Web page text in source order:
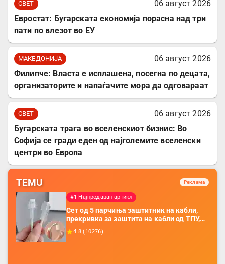
СВЕТ
06 август 2026
Евростат: Бугарската економија порасна над три
пати по влезот во ЕУ
МАКЕДОНИЈА
06 август 2026
Филипче: Власта е исплашена, посегна по децата,
организаторите и напаѓачите мора да одговараат
СВЕТ
06 август 2026
Бугарската трага во вселенскиот бизнис: Во
Софија се гради еден од најголемите вселенски
центри во Европа
TEMU Реклама
#1 Најпродаван артикл
Сет од 5 парчиња заштитник на кабли,
прекривка за заштита на кабли од ТПУ,
додатоци за заштита на кабли, без
батерија, за мобилни телефони, комплет
4.8 (10276)